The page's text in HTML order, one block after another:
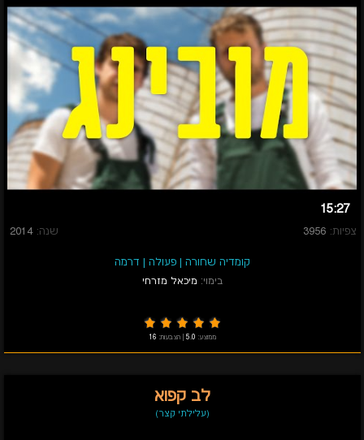
15:27
צפיות: 3956 שנה: 2014
קומדיה שחורה |פעולה | דרמה
בימוי: מיכאל מזרחי
ממוצע: 5.0
|הצבעות: 16
לב קפוא
(עלילתי קצר)